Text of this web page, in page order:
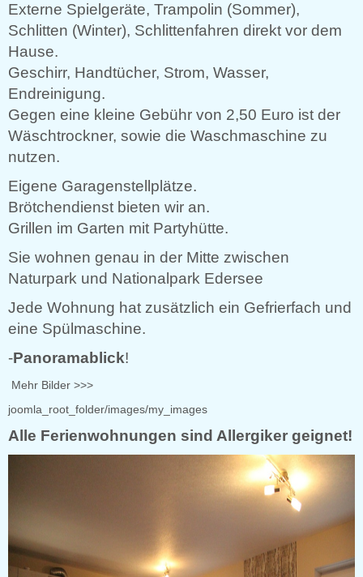
Externe Spielgeräte, Trampolin (Sommer),
Schlitten (Winter), Schlittenfahren direkt vor dem
Hause.
Geschirr, Handtücher, Strom, Wasser,
Endreinigung.
Gegen eine kleine Gebühr von 2,50 Euro ist der
Wäschtrockner, sowie die Waschmaschine zu
nutzen.
Eigene Garagenstellplätze.
Brötchendienst bieten wir an.
Grillen im Garten mit Partyhütte.
Sie wohnen genau in der Mitte zwischen
Naturpark und Nationalpark Edersee
Jede Wohnung hat zusätzlich ein Gefrierfach und
eine Spülmaschine.
-Panoramablick!
Mehr Bilder >>>
joomla_root_folder/images/my_images
Alle Ferienwohnungen sind Allergiker geignet!